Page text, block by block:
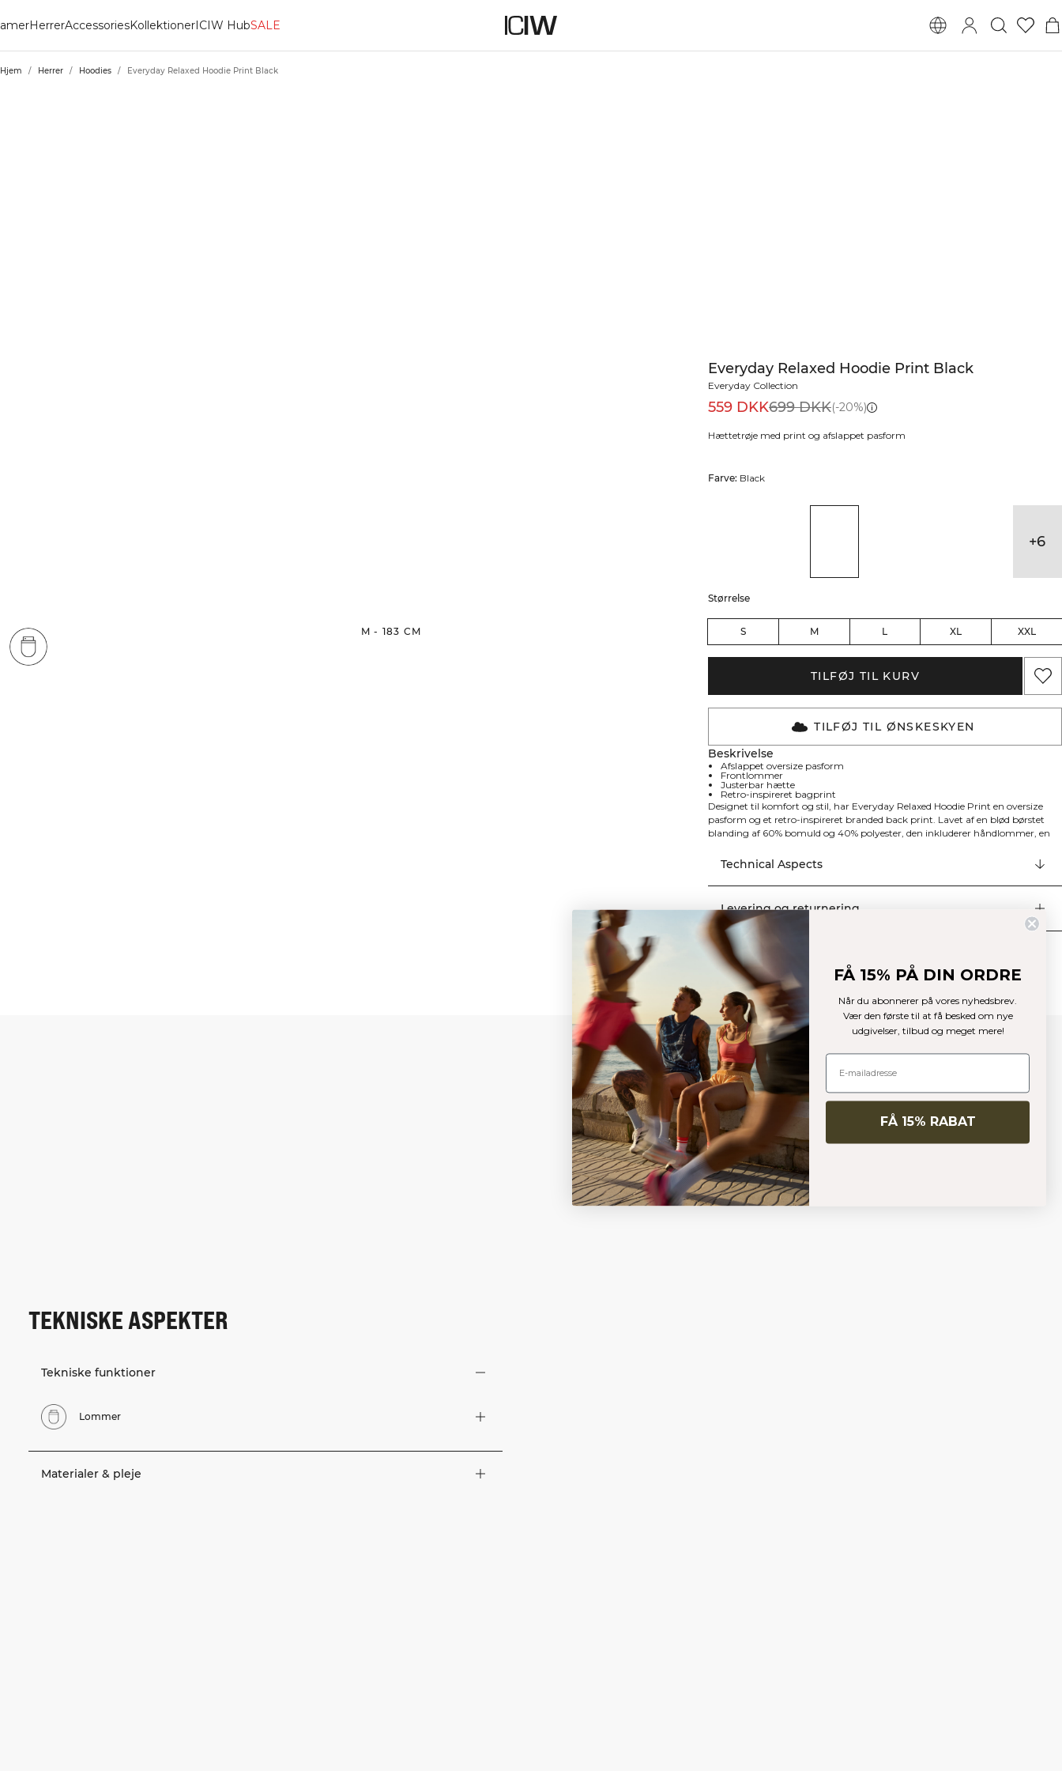
HerrerAccessoriesKollektionerICIW HubSALE
Hjem / Herrer / Hoodies / Everyday Relaxed Hoodie Print Black
M - 183 CM
Everyday Relaxed Hoodie Print Black
Everyday Collection
559 DKK699 DKK(-20%)
Hættetrøje med print og afslappet pasform
Farve: Black
+6
Størrelse
S M L XL XXL
TILFØJ TIL KURV
TILFØJ TIL ØNSKESKYEN
Beskrivelse
Afslappet oversize pasform
Frontlommer
Justerbar hætte
Retro-inspireret bagprint
Designet til komfort og stil, har Everyday Relaxed Hoodie Print en oversize
pasform og et retro-inspireret branded back print. Lavet af en blød børstet
blanding af 60% bomuld og 40% polyester, den inkluderer håndlommer, en
afslapning derhjemme.
Technical Aspects
Levering og returnering
Similar products
TEKNISKE ASPEKTER
Tekniske funktioner
Lommer
Materialer & pleje
FÅ 15% PÅ DIN ORDRE
Når du abonnerer på vores nyhedsbrev.
Vær den første til at få besked om nye
udgivelser, tilbud og meget mere!
FÅ 15% RABAT